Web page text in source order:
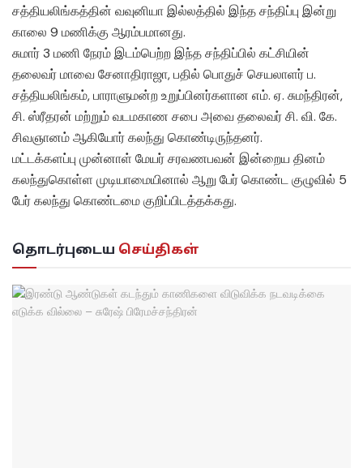
சத்தியலிங்கத்தின் வவுனியா இல்லத்தில் இந்த சந்திப்பு இன்று
காலை 9 மணிக்கு ஆரம்பமானது.
சுமார் 3 மணி நேரம் இடம்பெற்ற இந்த சந்திப்பில் கட்சியின்
தலைவர் மாவை சேனாதிராஜா, பதில் பொதுச் செயலாளர் ப.
சத்தியலிங்கம், பாராளுமன்ற உறுப்பினர்களான எம். ஏ. சுமந்திரன்,
சி. ஸ்ரீதரன் மற்றும் வடமகாண சபை அவை தலைவர் சி. வி. கே.
சிவஞானம் ஆகியோர் கலந்து கொண்டிருந்தனர்.
மட்டக்களப்பு முன்னாள் மேயர் சரவணபவன் இன்றைய தினம்
கலந்துகொள்ள முடியாமையினால் ஆறு பேர் கொண்ட குழுவில் 5
பேர் கலந்து கொண்டமை குறிப்பிடத்தக்கது.
தொடர்புடைய செய்திகள்